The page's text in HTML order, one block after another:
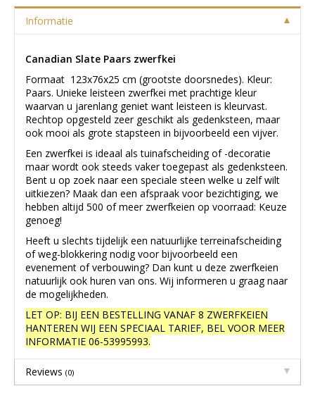
Informatie
Canadian Slate Paars zwerfkei
Formaat 123x76x25 cm (grootste doorsnedes). Kleur:
Paars. Unieke leisteen zwerfkei met prachtige kleur
waarvan u jarenlang geniet want leisteen is kleurvast.
Rechtop opgesteld zeer geschikt als gedenksteen, maar
ook mooi als grote stapsteen in bijvoorbeeld een vijver.
Een zwerfkei is ideaal als tuinafscheiding of -decoratie
maar wordt ook steeds vaker toegepast als gedenksteen.
Bent u op zoek naar een speciale steen welke u zelf wilt
uitkiezen? Maak dan een afspraak voor bezichtiging, we
hebben altijd 500 of meer zwerfkeien op voorraad: Keuze
genoeg!
Heeft u slechts tijdelijk een natuurlijke terreinafscheiding
of weg-blokkering nodig voor bijvoorbeeld een
evenement of verbouwing? Dan kunt u deze zwerfkeien
natuurlijk ook huren van ons. Wij informeren u graag naar
de mogelijkheden.
LET OP: BIJ EEN BESTELLING VANAF 8 ZWERFKEIEN
HANTEREN WIJ EEN SPECIAAL TARIEF, BEL VOOR MEER
INFORMATIE 06-53995993.
Reviews (0)